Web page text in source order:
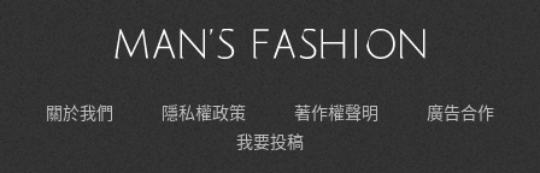
關於我們 隱私權政策 著作權聲明
廣告合作
我要投稿